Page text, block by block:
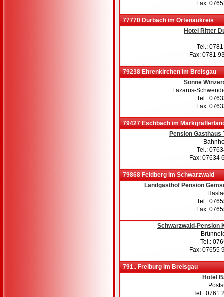
Fax:
77770 Durbach im Ortenaukreis
Hotel Ritter
Tel.:
Fax: 0781
79238 Ehrenkirchen im Breisgau
Sonne
Lazarus-
Tel.:
Fax:
79427 Eschbach im
Pension Gasthaus
Tel.:
Fax: 07634
79868 Feldberg im Schwarzwald
Landgasthof Pension
Tel.:
Fax:
Schwarzwald-Pension
Tel.:
Fax: 07655
791.. Freiburg im Breisgau
Hotel
Tel.: 0761